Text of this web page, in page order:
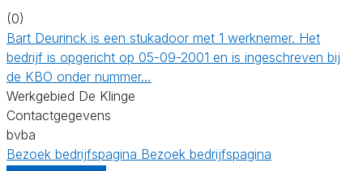
(0)
Bart Deurinck is een stukadoor met 1 werknemer. Het
bedrijf is opgericht op 05-09-2001 en is ingeschreven bij
de KBO onder nummer…
Werkgebied De Klinge
Contactgegevens
bvba
Bezoek bedrijfspagina Bezoek bedrijfspagina